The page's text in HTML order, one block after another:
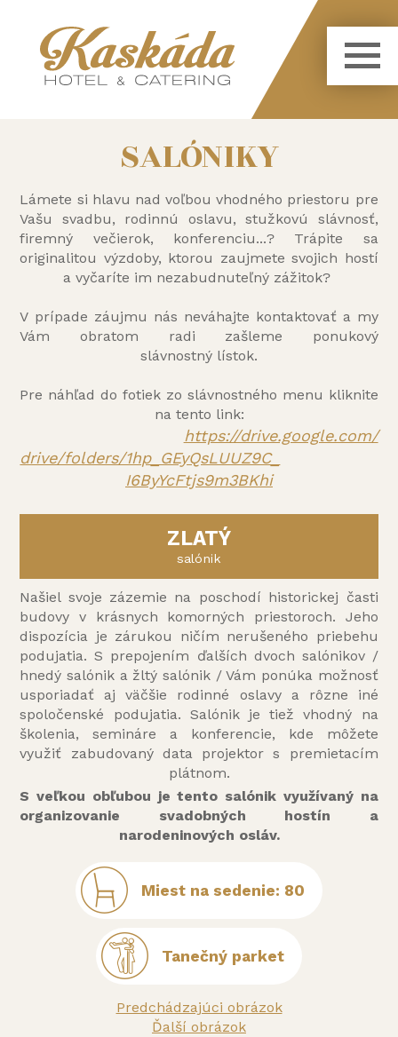
SALÓNIKY
Lámete si hlavu nad voľbou vhodného priestoru pre
Vašu svadbu, rodinnú oslavu, stužkovú slávnosť,
firemný večierok, konferenciu...? Trápite sa
originalitou výzdoby, ktorou zaujmete svojich hostí
a vyčaríte im nezabudnuteľný zážitok?
V prípade záujmu nás neváhajte kontaktovať a my
Vám obratom radi zašleme ponukový
slávnostný lístok.
Pre náhľad do fotiek zo slávnostného menu kliknite
na tento link:
https://drive.google.com/
drive/folders/1hp_GEyQsLUUZ9C_
I6ByYcFtjs9m3BKhi
ZLATÝ
salónik
Našiel svoje zázemie na poschodí historickej časti
budovy v krásnych komorných priestoroch. Jeho
dispozícia je zárukou ničím nerušeného priebehu
podujatia. S prepojením ďalších dvoch salónikov /
hnedý salónik a žltý salónik / Vám ponúka možnosť
usporiadať aj väčšie rodinné oslavy a rôzne iné
spoločenské podujatia. Salónik je tiež vhodný na
školenia, semináre a konferencie, kde môžete
využiť zabudovaný data projektor s premietacím
plátnom.
S veľkou obľubou je tento salónik využívaný na
organizovanie svadobných hostín a
narodeninových osláv.
Miest na sedenie: 80
Tanečný parket
Predchádzajúci obrázok
Ďalší obrázok